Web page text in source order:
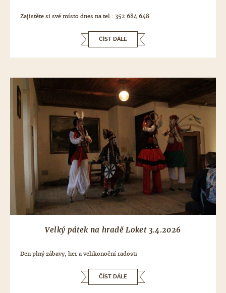
Zajistěte si své místo dnes na tel.: 352 684 648
ČÍST DÁLE
Velký pátek na hradě Loket 3.4.2026
Den plný zábavy, her a velikonoční radosti
ČÍST DÁLE